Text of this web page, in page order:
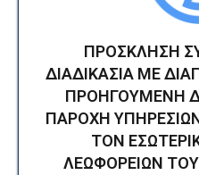
ΠΡΟΣΚΛΗΣΗ
ΔΙΑΔΙΚΑΣΙΑ ΜΕ
ΠΡΟΗΓΟΥΜΕΝΗ
ΠΑΡΟΧΗ
ΤΟΝ
ΛΕΩΦΟΡΕΙΩΝ